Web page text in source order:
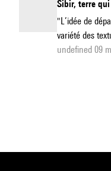
Sibir, terre
"L’idée de
variété des
undefined 09